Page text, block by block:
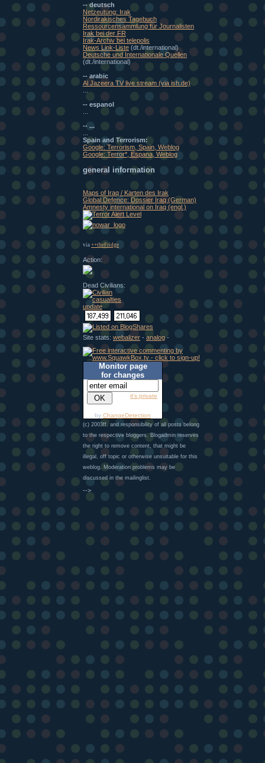
-- deutsch
Netzeutung: Irak
Nordirakisches Tagebuch
Ressourcensammlung für Journalisten
Irak bei der FR
Irak-Archiv bei telepolis
News Link-Liste (dt./international)
Deutsche und Internationale Quellen
(dt./international)
-- arabic
Al Jazeera TV live stream (via ish.de)
-- espanol
-- ...
Spain and Terrorism:
Google: Terrorism, Spain, Weblog
Google: Terror*, Espana, Weblog
general information
Maps of Iraq / Karten des Irak
Global Defence: Dossier Iraq (German)
Amnesty international on Iraq (engl.)
via ++theFridge
Action:
Dead Civilians:
Site stats: webalizer - analog -
Monitor page
for changes
it's private
by ChangeDetection
(c) 2003ff. and responsibility of all posts belong
to the respective bloggers. Blogadmin reserves
the right to remove content, that might be
illegal, off topic or otherwise unsuitable for this
weblog. Moderation problems may be
discussed in the mailinglist.
-->